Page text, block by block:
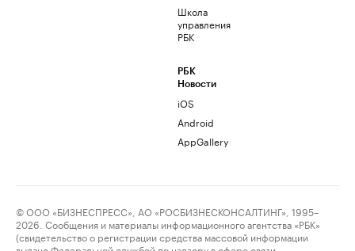
Школа
управления
РБК
РБК
Новости
iOS
Android
AppGallery
© ООО «БИЗНЕСПРЕСС», АО «РОСБИЗНЕСКОНСАЛТИНГ», 1995–
2026. Сообщения и материалы информационного агентства «РБК»
(свидетельство о регистрации средства массовой информации